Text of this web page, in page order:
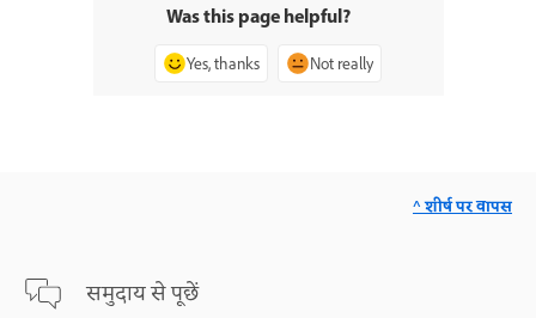
Was this page helpful?
Yes, thanks Not really
समुदाय से पूछें
^ शीर्ष पर वापस